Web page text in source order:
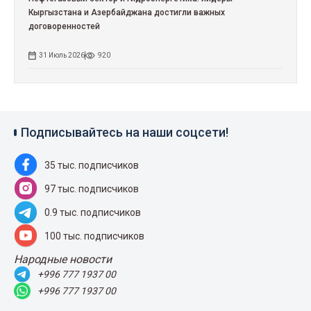
Кыргызстана и Азербайджана достигли важных
договоренностей
31 Июль 2026 920
Подписывайтесь на наши соцсети!
35 тыс. подписчиков
97 тыс. подписчиков
0.9 тыс. подписчиков
100 тыс. подписчиков
Народные новости
+996 777 1937 00
+996 777 1937 00